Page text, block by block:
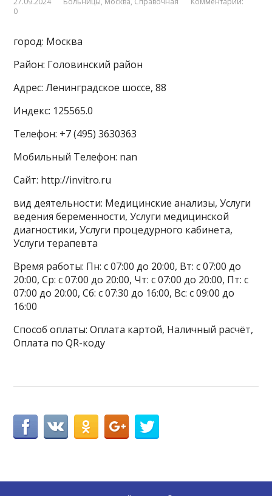
0
город: Москва
Район: Головинский район
Адрес: Ленинградское шоссе, 88
Индекс: 125565.0
Телефон: +7 (495) 3630363
Мобильный Телефон: nan
Сайт: http://invitro.ru
вид деятельности: Медицинские анализы, Услуги
ведения беременности, Услуги медицинской
диагностики, Услуги процедурного кабинета,
Услуги терапевта
Время работы: Пн: с 07:00 до 20:00, Вт: с 07:00 до
20:00, Ср: с 07:00 до 20:00, Чт: с 07:00 до 20:00, Пт: с
07:00 до 20:00, Сб: с 07:30 до 16:00, Вс: с 09:00 до
16:00
Способ оплаты: Оплата картой, Наличный расчёт,
Оплата по QR-коду